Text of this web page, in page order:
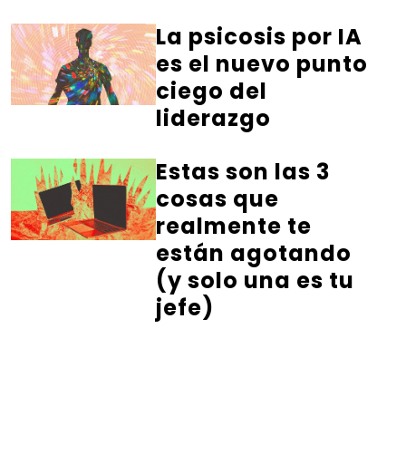
La psicosis por IA
es el nuevo punto
ciego del
liderazgo
Estas son las 3
cosas que
realmente te
están agotando
(y solo una es tu
jefe)